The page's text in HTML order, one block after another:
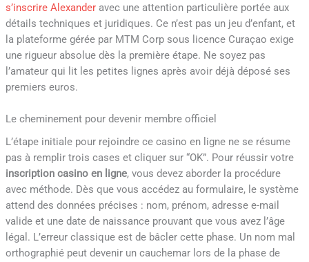
s’inscrire Alexanderavec une attention particulière portée aux
détails techniques et juridiques. Ce n’est pas un jeu d’enfant, et
la plateforme gérée par MTM Corp sous licence Curaçao exige
une rigueur absolue dès la première étape. Ne soyez pas
l’amateur qui lit les petites lignes après avoir déjà déposé ses
premiers euros.
Le cheminement pour devenir membre officiel
L’étape initiale pour rejoindre ce casino en ligne ne se résume
pas à remplir trois cases et cliquer sur “OK”. Pour réussir votre
inscription casino en ligne, vous devez aborder la procédure
avec méthode. Dès que vous accédez au formulaire, le système
attend des données précises : nom, prénom, adresse e-mail
valide et une date de naissance prouvant que vous avez l’âge
légal. L’erreur classique est de bâcler cette phase. Un nom mal
orthographié peut devenir un cauchemar lors de la phase de